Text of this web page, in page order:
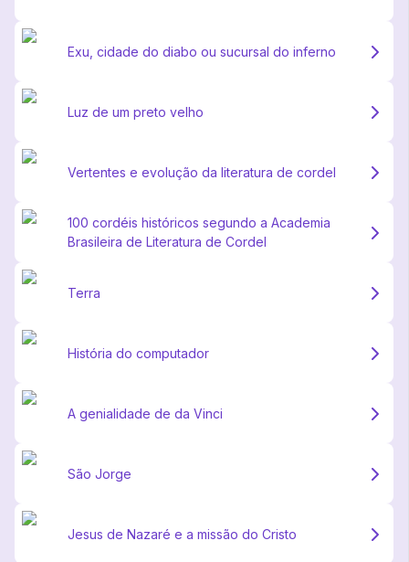
Exu, cidade do diabo ou sucursal do inferno
Luz de um preto velho
Vertentes e evolução da literatura de cordel
100 cordéis históricos segundo a Academia
Brasileira de Literatura de Cordel
Terra
História do computador
A genialidade de da Vinci
São Jorge
Jesus de Nazaré e a missão do Cristo